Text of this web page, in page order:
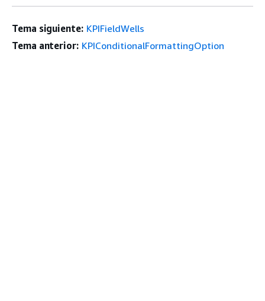
Tema siguiente: KPIFieldWells
Tema anterior: KPIConditionalFormattingOption